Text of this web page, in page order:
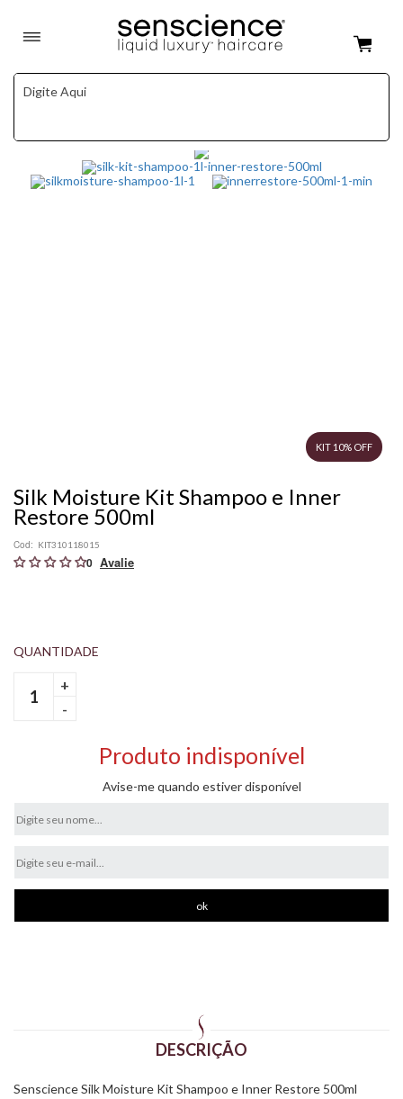
KIT 10% OFF
Silk Moisture Kit Shampoo e Inner
Restore 500ml
Cod: KIT310118015
0
+
-
Produto indisponível
Avise-me quando estiver disponível
DESCRIÇÃO
Senscience Silk Moisture Kit Shampoo e Inner Restore 500ml